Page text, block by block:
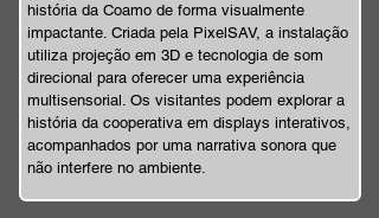
história da Coamo de forma visualmente
impactante. Criada pela PixelSAV, a instalação
utiliza projeção em 3D e tecnologia de som
direcional para oferecer uma experiência
multisensorial. Os visitantes podem explorar a
história da cooperativa em displays interativos,
acompanhados por uma narrativa sonora que
não interfere no ambiente.